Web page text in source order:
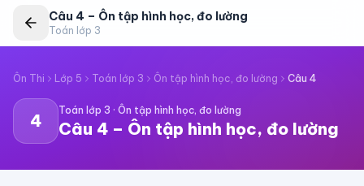
Câu 4 – Ôn tập hình học, đo lường
Toán lớp 3
Ôn Thi Lớp 5 Toán lớp 3 Ôn tập hình học, đo lường Câu 4
4
Toán lớp 3 · Ôn tập hình học, đo lường
Câu 4 – Ôn tập hình học, đo lường